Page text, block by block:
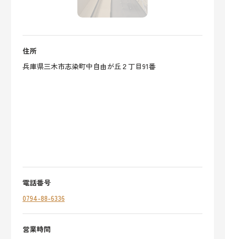
住所
兵庫県三木市志染町中自由が丘２丁目91番
電話番号
0794-88-6336
営業時間